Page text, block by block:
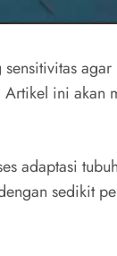
ini akan
adaptasi
sedikit